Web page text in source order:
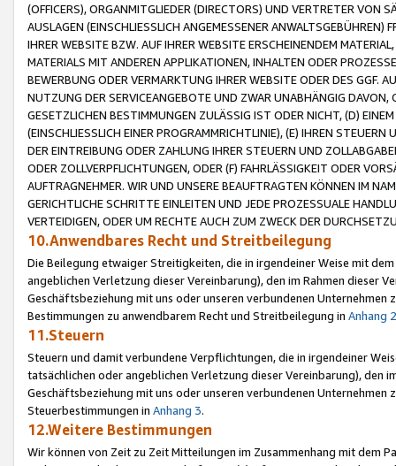
(OFFICERS), ORGANMITGLIEDER (DIRECTORS) UND VERTRETER VON
AUSLAGEN (EINSCHLIESSLICH ANGEMESSENER
IHRER WEBSITE BZW. AUF IHRER WEBSITE ERSCHEINENDEM
MATERIALS MIT ANDEREN APPLIKATIONEN, INHALTEN ODER
BEWERBUNG ODER VERMARKTUNG IHRER WEBSITE ODER DES GGF.
NUTZUNG DER SERVICEANGEBOTE UND ZWAR UNABHÄNGIG
GESETZLICHEN BESTIMMUNGEN ZULÄSSIG IST ODER NICHT, (D)
(EINSCHLIESSLICH EINER PROGRAMMRICHTLINIE), (E) IHREN
DER EINTREIBUNG ODER ZAHLUNG IHRER STEUERN UND
ODER ZOLLVERPFLICHTUNGEN, ODER (F) FAHRLÄSSIGKEIT ODER
AUFTRAGNEHMER. WIR UND UNSERE BEAUFTRAGTEN KÖNNEN IM
GERICHTLICHE SCHRITTE EINLEITEN UND JEDE PROZESSUALE
VERTEIDIGEN, ODER UM RECHTE AUCH ZUM ZWECK DER
10.Anwendbares Recht und Streitbeilegung
Die Beilegung etwaiger Streitigkeiten, die in irgendeiner Weise mit
angeblichen Verletzung dieser Vereinbarung), den im Rahmen dieser
Geschäftsbeziehung mit uns oder unseren verbundenen
Bestimmungen zu anwendbarem Recht und Streitbeilegung in Anhang 2
11.Steuern
Steuern und damit verbundene Verpflichtungen, die in irgendeiner
tatsächlichen oder angeblichen Verletzung dieser Vereinbarung), den
Geschäftsbeziehung mit uns oder unseren verbundenen
Steuerbestimmungen in Anhang 3.
12.Weitere Bestimmungen
Wir können von Zeit zu Zeit Mitteilungen im Zusammenhang mit dem